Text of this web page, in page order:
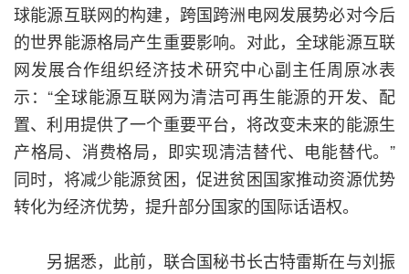
球能源互联网的构建，跨国跨洲电网发展势必对今后
的世界能源格局产生重要影响。对此，全球能源互联
网发展合作组织经济技术研究中心副主任周原冰表
示：“全球能源互联网为清洁可再生能源的开发、配
置、利用提供了一个重要平台，将改变未来的能源生
产格局、消费格局，即实现清洁替代、电能替代。”
同时，将减少能源贫困，促进贫困国家推动资源优势
转化为经济优势，提升部分国家的国际话语权。
另据悉，此前，联合国秘书长古特雷斯在与刘振